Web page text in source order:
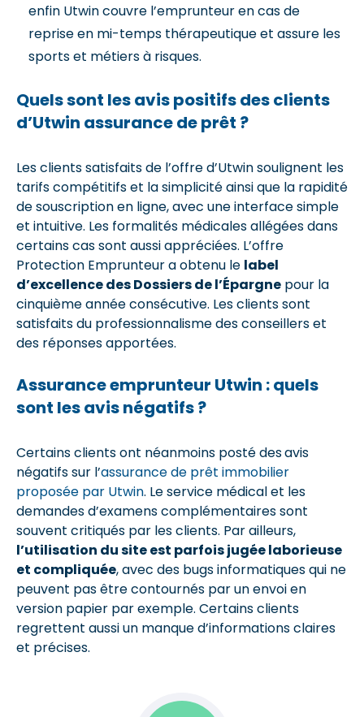
enfin Utwin couvre l’emprunteur en cas de
reprise en mi-temps thérapeutique et assure les
sports et métiers à risques.
Quels sont les avis positifs des clients
d’Utwin assurance de prêt ?
Les clients satisfaits de l’offre d’Utwin soulignent les
tarifs compétitifs et la simplicité ainsi que la rapidité
de souscription en ligne, avec une interface simple
et intuitive. Les formalités médicales allégées dans
certains cas sont aussi appréciées. L’offre
Protection Emprunteur a obtenu le label
d’excellence des Dossiers de l’Épargne pour la
cinquième année consécutive. Les clients sont
satisfaits du professionnalisme des conseillers et
des réponses apportées.
Assurance emprunteur Utwin : quels
sont les avis négatifs ?
Certains clients ont néanmoins posté desavis
négatifs sur l’assurance de prêt immobilier
proposée par Utwin. Le service médical et les
demandes d’examens complémentaires sont
souvent critiqués par les clients. Par ailleurs,
l’utilisation du site est parfois jugée laborieuse
et compliquée, avec des bugs informatiques qui ne
peuvent pas être contournés par un envoi en
version papier par exemple. Certains clients
regrettent aussi un manque d’informations claires
et précises.